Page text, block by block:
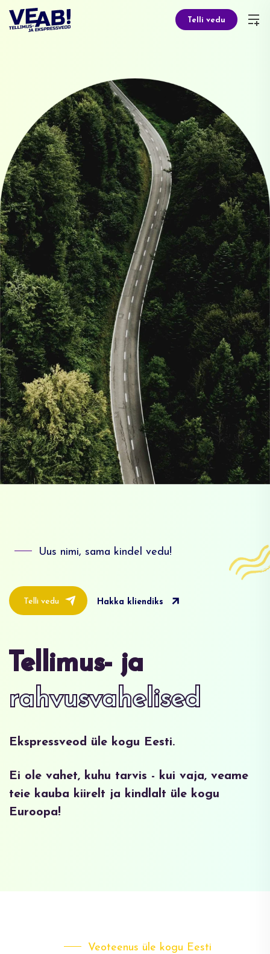
Telli vedu
Uus nimi, sama kindel vedu!
Telli vedu Hakka kliendiks
Tellimus- ja
rahvusvahelised
Ekspressveod üle kogu Eesti.
Ei ole vahet, kuhu tarvis - kui vaja, veame
teie kauba kiirelt ja kindlalt üle kogu
Euroopa!
Veoteenus üle kogu Eesti